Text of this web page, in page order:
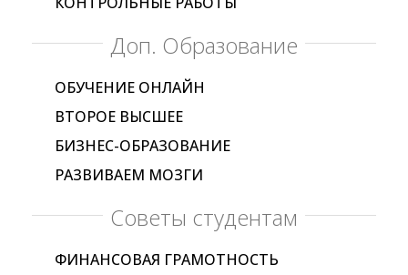
Доп. Образование
ОБУЧЕНИЕ ОНЛАЙН
ВТОРОЕ ВЫСШЕЕ
БИЗНЕС-ОБРАЗОВАНИЕ
РАЗВИВАЕМ МОЗГИ
Советы студентам
ФИНАНСОВАЯ ГРАМОТНОСТЬ